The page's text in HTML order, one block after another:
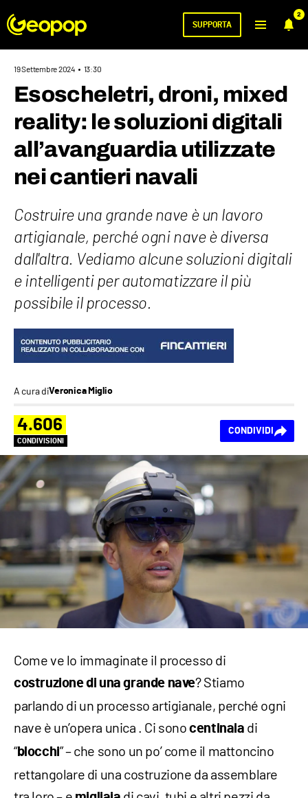
2
SUPPORTA
19 Settembre 2024 13:30
Esoscheletri, droni, mixed
reality: le soluzioni digitali
all’avanguardia utilizzate
nei cantieri navali
Costruire una grande nave è un lavoro
artigianale, perché ogni nave è diversa
dall'altra. Vediamo alcune soluzioni digitali
e intelligenti per automatizzare il più
possibile il processo.
A cura diVeronica Miglio
4.606
CONDIVISIONI
CONDIVIDI
Come ve lo immaginate il processo di
costruzione di una grande nave? Stiamo
parlando di un processo artigianale, perché ogni
nave è un’opera unica . Ci sonocentinaia di
“blocchi” – che sono un po’ come il mattoncino
rettangolare di una costruzione da assemblare